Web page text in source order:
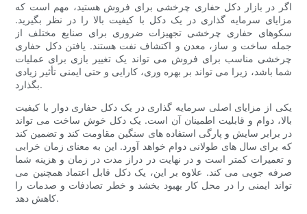
اگر در بازار دکل حفاری چرخشی برای فروش هستید، مهم است که
مزایای سرمایه گذاری در یک دکل با کیفیت بالا را در نظر بگیرید.
سکوهای حفاری چرخشی تجهیزات ضروری برای صنایع مختلف از
جمله ساخت و ساز، معدن و اکتشاف نفت هستند. یافتن دکل حفاری
چرخشی مناسب برای فروش می تواند یک تغییر بازی برای عملیات
شما باشد، زیرا می تواند بر بهره وری، کارایی و حتی ایمنی تأثیر زیادی
بگذارد.
یکی از مزایای اصلی سرمایه گذاری در یک دکل حفاری دوار با کیفیت
بالا، دوام و قابلیت اطمینان آن است. یک دکل خوش ساخت می تواند
در برابر سایش و پارگی استفاده های سنگین مقاومت کند و تضمین کند
که برای سال های طولانی دوام خواهد آورد. این به معنای زمان خرابی
و تعمیرات کمتر است و در نهایت در دراز مدت در زمان و هزینه شما
صرفه جویی می کند. علاوه بر این، یک دکل قابل اعتماد همچنین می
تواند ایمنی را در محل کار بهبود بخشد و خطر تصادفات و صدمات را
کاهش دهد.